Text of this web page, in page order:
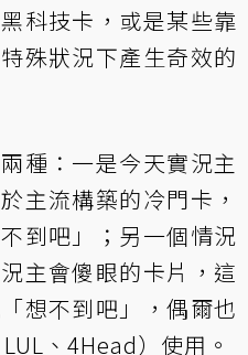
科技卡，或是某些靠
殊狀況下產生奇效的
種：一是今天實況主
主流構築的冷門卡，
到吧」；另一個情況
主會傻眼的卡片，這
想不到吧」，偶爾也
、4Head）使用。